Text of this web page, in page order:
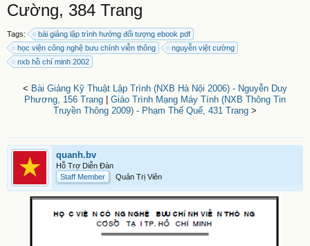
Cường, 384 Trang
Tags:
bài giảng lập trình hướng đối tượng ebook pdf
học viện công nghệ bưu chính viễn thông
nguyễn việt cường
nxb hồ chí minh 2002
< Bài Giảng Kỹ Thuật Lập Trình (NXB Hà Nội 2006) - Nguyễn Duy
Phương, 156 Trang
Giáo Trình Mạng Máy Tính (NXB Thông Tin
Truyền Thông 2009) - Phạm Thế Quế, 431 Trang >
quanh.bv
Hỗ Trợ Diễn Đàn
Staff Member
Quản Trị Viên